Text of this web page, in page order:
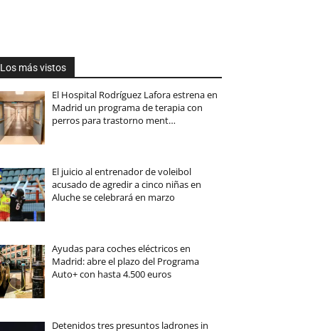
Los más vistos
El Hospital Rodríguez Lafora estrena en
Madrid un programa de terapia con
perros para trastorno ment…
El juicio al entrenador de voleibol
acusado de agredir a cinco niñas en
Aluche se celebrará en marzo
Ayudas para coches eléctricos en
Madrid: abre el plazo del Programa
Auto+ con hasta 4.500 euros
Detenidos tres presuntos ladrones in